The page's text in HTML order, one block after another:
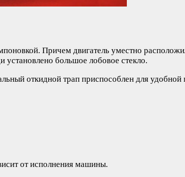
Причем двигатель уместно
установлено большое лобовое стекло.
откидной трап приспособлен для удобной
от исполнения машины.